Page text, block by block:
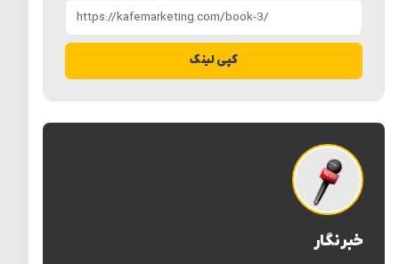
کپی لینک
خبرنگار